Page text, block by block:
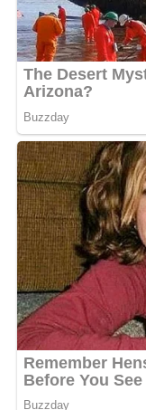
Kein Spam, kein Bullshit,
Pin mich!